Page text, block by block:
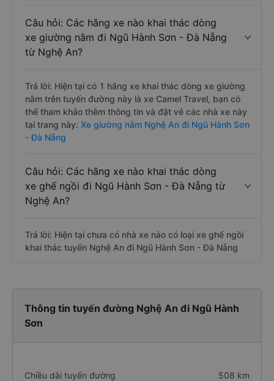
Câu hỏi: Các hãng xe nào khai thác dòng
xe giường nằm đi Ngũ Hành Sơn - Đà Nẵng
từ Nghệ An?
Trả lời: Hiện tại có 1 hãng xe khai thác dòng xe giường
nằm trên tuyến đường này là xe Camel Travel, bạn có
thể tham khảo thêm thông tin và đặt vé các nhà xe này
tại trang này: Xe giường nằm Nghệ An đi Ngũ Hành Sơn
- Đà Nẵng
Câu hỏi: Các hãng xe nào khai thác dòng
xe ghế ngồi đi Ngũ Hành Sơn - Đà Nẵng từ
Nghệ An?
Trả lời: Hiện tại chưa có nhà xe nào có loại xe ghế ngồi
khai thác tuyến Nghệ An đi Ngũ Hành Sơn - Đà Nẵng
Thông tin tuyến đường Nghệ An đi Ngũ Hành
Sơn
Chiều dài tuyến đường 508 km